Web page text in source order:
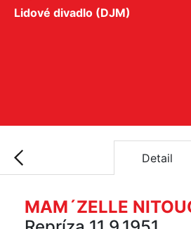
Lidové divadlo (DJM)
Detail
MAM´ZELLE